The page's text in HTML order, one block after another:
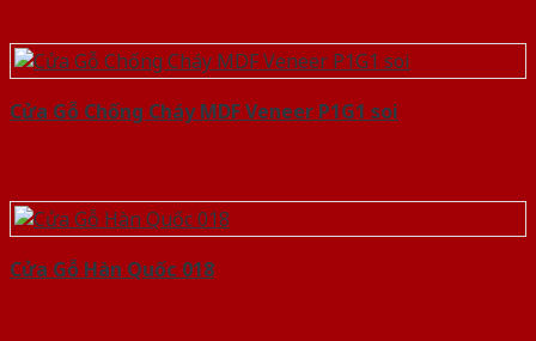
Cửa Gỗ Chống Cháy MDF Veneer P1G1 soi
Cửa Gỗ Hàn Quốc 018